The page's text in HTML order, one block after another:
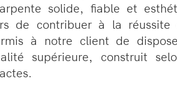
solide, fiable et
de contribuer à la
à notre client de
supérieure, construit